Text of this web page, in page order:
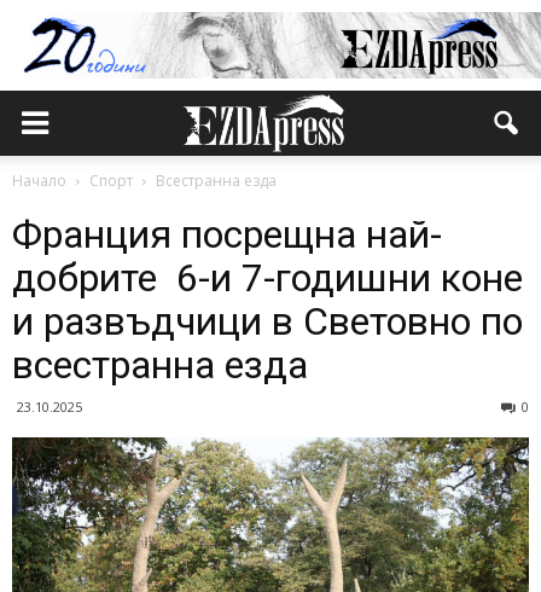
Начало Спорт Всестранна езда
Франция посрещна най-
добрите 6-и 7-годишни коне
и развъдчици в Световно по
всестранна езда
23.10.2025 0